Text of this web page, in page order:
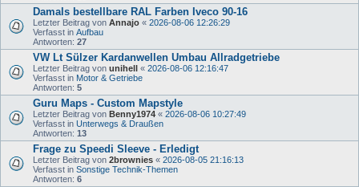
Damals bestellbare RAL Farben Iveco 90-16
Letzter Beitrag von Annajo « 2026-08-06 12:26:29
Verfasst in Aufbau
Antworten: 27
VW Lt Sülzer Kardanwellen Umbau Allradgetriebe
Letzter Beitrag von unihell « 2026-08-06 12:16:47
Verfasst in Motor & Getriebe
Antworten: 5
Guru Maps - Custom Mapstyle
Letzter Beitrag von Benny1974 « 2026-08-06 10:27:49
Verfasst in Unterwegs & Draußen
Antworten: 13
Frage zu Speedi Sleeve - Erledigt
Letzter Beitrag von 2brownies « 2026-08-05 21:16:13
Verfasst in Sonstige Technik-Themen
Antworten: 6